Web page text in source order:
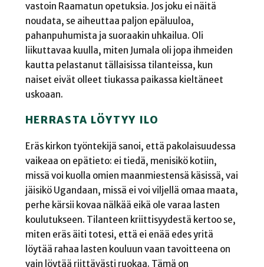
vastoin Raamatun opetuksia. Jos joku ei näitä
noudata, se aiheuttaa paljon epäluuloa,
pahanpuhumista ja suoraakin uhkailua. Oli
liikuttavaa kuulla, miten Jumala oli jopa ihmeiden
kautta pelastanut tällaisissa tilanteissa, kun
naiset eivät olleet tiukassa paikassa kieltäneet
uskoaan.
HERRASTA LÖYTYY ILO
Eräs kirkon työntekijä sanoi, että pakolaisuudessa
vaikeaa on epätieto: ei tiedä, menisikö kotiin,
missä voi kuolla omien maanmiestensä käsissä, vai
jäisikö Ugandaan, missä ei voi viljellä omaa maata,
perhe kärsii kovaa nälkää eikä ole varaa lasten
koulutukseen. Tilanteen kriittisyydestä kertoo se,
miten eräs äiti totesi, että ei enää edes yritä
löytää rahaa lasten kouluun vaan tavoitteena on
vain löytää riittävästi ruokaa. Tämä on